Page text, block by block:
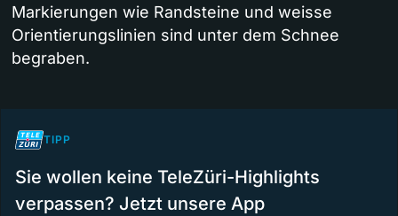
Markierungen wie Randsteine und weisse
Orientierungslinien sind unter dem Schnee
begraben.
TIPP
Sie wollen keine TeleZüri-Highlights
verpassen? Jetzt unsere App